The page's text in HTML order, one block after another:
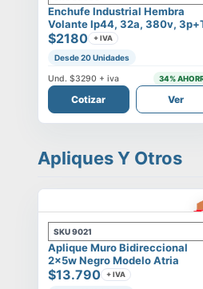
Enchufe Industrial Hembra
Volante Ip44, 32a, 380v,
$2180 + IVA
Desde 20 Unidades
Und.$3290 + iva 34%
Cotizar Ver
Apliques Y Otros
SKU9021
Aplique Muro Bidireccional
2x5w Negro Modelo Atria
$13.790 + IVA